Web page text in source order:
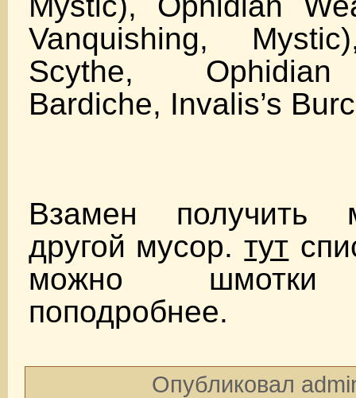
Vanquishing,
Scythe, Оphidian
Bardiche, Invalis’s
Взамен получить
другой мусор. тут
можно шмотки
поподробнее.
Опубликовал